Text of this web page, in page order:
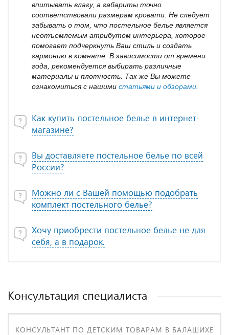
впитывать влагу, а габариты точно
соответствовали размерам кровати. Не следует
забывать о том, что постельное белье является
неотъемлемым атрибутом интерьера, которое
помогает подчеркнуть Ваш стиль и создать
гармонию в комнате. В зависимости от времени
года, рекомендуется выбирать различные
материалы и плотность. Так же Вы можете
ознакомиться с нашими статьями и обзорами
Как купить постельное белье в интернет-
магазине?
Вы доставляете постельное белье по всей
России?
Можно ли с Вашей помощью подобрать
комплект постельного белье?
Хочу приобрести постельное белье не для
себя, а в подарок.
Консультация специалиста
КОНСУЛЬТАНТ ПО ДЕТСКИМ ТОВАРАМ В БАЛАШИХЕ